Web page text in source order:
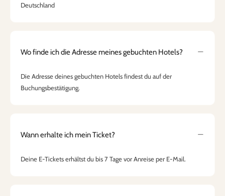
Deutschland
Wo finde ich die Adresse meines gebuchten Hotels?
Die Adresse deines gebuchten Hotels findest du auf der
Buchungsbestätigung.
Wann erhalte ich mein Ticket?
Deine E-Tickets erhältst du bis 7 Tage vor Anreise per E-Mail.